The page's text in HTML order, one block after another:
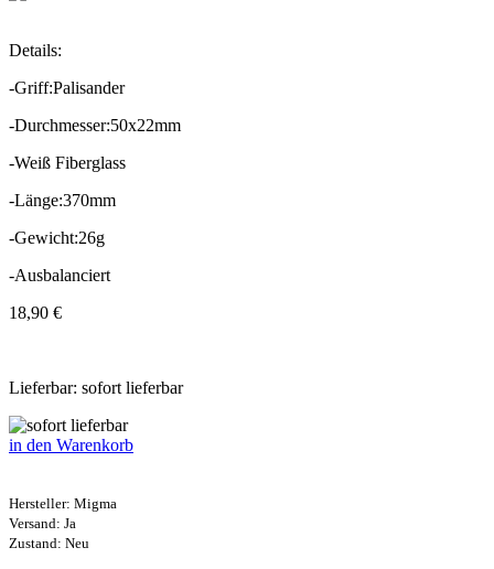
Details:
-Griff:Palisander
-Durchmesser:50x22mm
-Weiß Fiberglass
-Länge:370mm
-Gewicht:26g
-Ausbalanciert
18,90 €
Lieferbar: sofort lieferbar
in den Warenkorb
Hersteller: Migma
Versand: Ja
Zustand: Neu